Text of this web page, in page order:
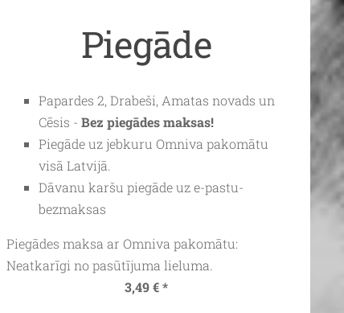
Piegāde
Papardes 2, Drabeši, Amatas novads un
Cēsis - Bez piegādes maksas!
Piegāde uz jebkuru Omniva pakomātu
visā Latvijā.
Dāvanu karšu piegāde uz e-pastu-
bezmaksas
Piegādes maksa ar Omniva pakomātu:
Neatkarīgi no pasūtījuma lieluma.
3,49 € *